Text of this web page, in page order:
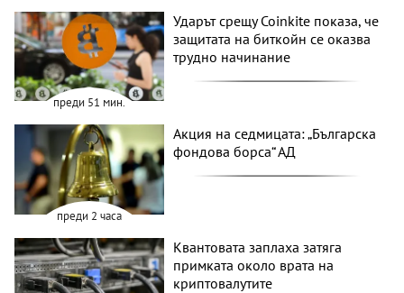
преди 51 мин.
Ударът срещу Coinkite показа, че
защитата на биткойн се оказва
трудно начинание
преди 2 часа
Акция на седмицата: „Българска
фондова борса“ АД
Квантовата заплаха затяга
примката около врата на
криптовалутите